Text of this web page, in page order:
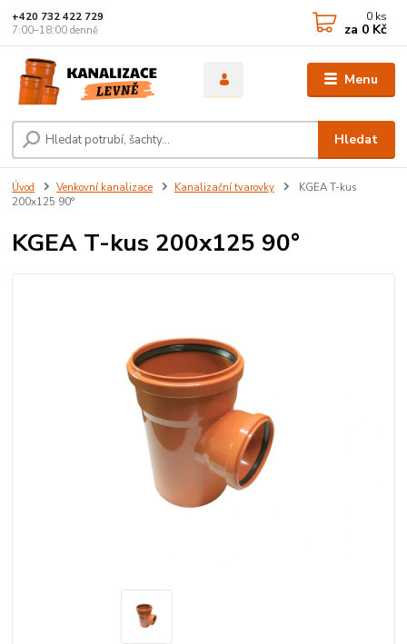
Menu
Hledat
+420 732 422 729
7:00–18:00 denně
0 ks
za 0 Kč
Úvod Venkovní kanalizace Kanalizační tvarovky
KGEA T-kus
200x125 90°
KGEA T-kus 200x125 90°